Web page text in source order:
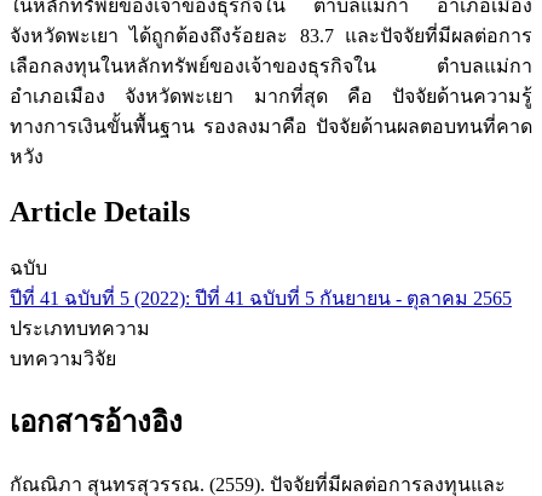
ในหลักทรัพย์ของเจ้าของธุรกิจใน ตำบลแม่กา อำเภอเมือง
จังหวัดพะเยา ได้ถูกต้องถึงร้อยละ 83.7 และปัจจัยที่มีผลต่อการ
เลือกลงทุนในหลักทรัพย์ของเจ้าของธุรกิจใน ตำบลแม่กา
อำเภอเมือง จังหวัดพะเยา มากที่สุด คือ ปัจจัยด้านความรู้
ทางการเงินขั้นพื้นฐาน รองลงมาคือ ปัจจัยด้านผลตอบทนที่คาด
หวัง
Article Details
ฉบับ
ปีที่ 41 ฉบับที่ 5 (2022): ปีที่ 41 ฉบับที่ 5 กันยายน - ตุลาคม 2565
ประเภทบทความ
บทความวิจัย
เอกสารอ้างอิง
กัณณิภา สุนทรสุวรรณ. (2559). ปัจจัยที่มีผลต่อการลงทุนและ